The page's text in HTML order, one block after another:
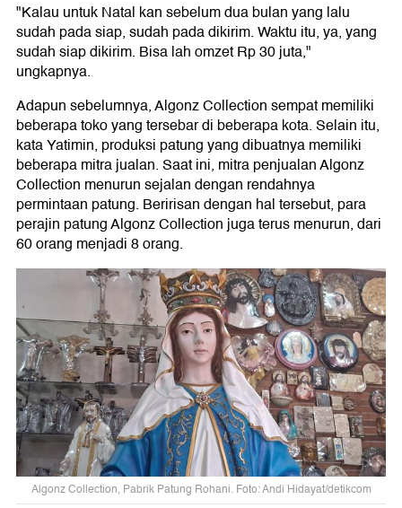
"Kalau untuk Natal kan sebelum dua bulan yang lalu
sudah pada siap, sudah pada dikirim. Waktu itu, ya, yang
sudah siap dikirim. Bisa lah omzet Rp 30 juta,"
ungkapnya.
Adapun sebelumnya, Algonz Collection sempat memiliki
beberapa toko yang tersebar di beberapa kota. Selain itu,
kata Yatimin, produksi patung yang dibuatnya memiliki
beberapa mitra jualan. Saat ini, mitra penjualan Algonz
Collection menurun sejalan dengan rendahnya
permintaan patung. Beririsan dengan hal tersebut, para
perajin patung Algonz Collection juga terus menurun, dari
60 orang menjadi 8 orang.
Algonz Collection, Pabrik Patung Rohani. Foto: Andi Hidayat/detikcom